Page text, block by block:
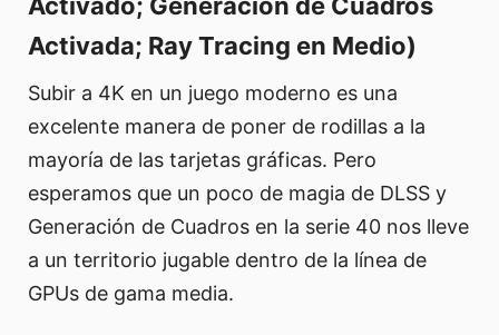
Activada; Ray Tracing en Medio)
Subir a 4K en un juego moderno es una
excelente manera de poner de rodillas a la
mayoría de las tarjetas gráficas. Pero
esperamos que un poco de magia de DLSS y
Generación de Cuadros en la serie 40 nos lleve
a un territorio jugable dentro de la línea de
GPUs de gama media.